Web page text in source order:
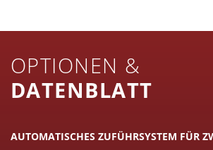
OPTIONEN &
DATENBLATT
AUTOMATISCHES ZUFÜHRSYSTEM FÜR